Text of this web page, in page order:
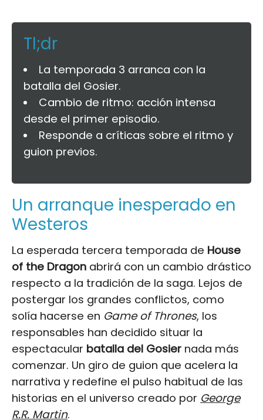
Tl;dr
La temporada 3 arranca con la
batalla del Gosier.
Cambio de ritmo: acción intensa
desde el primer episodio.
Responde a críticas sobre el ritmo y
guion previos.
Un arranque inesperado en
Westeros
La esperada tercera temporada de House
of the Dragon abrirá con un cambio drástico
respecto a la tradición de la saga. Lejos de
postergar los grandes conflictos, como
solía hacerse en Game of Thrones, los
responsables han decidido situar la
espectacular batalla del Gosier nada más
comenzar. Un giro de guion que acelera la
narrativa y redefine el pulso habitual de las
historias en el universo creado por George
R.R. Martin.